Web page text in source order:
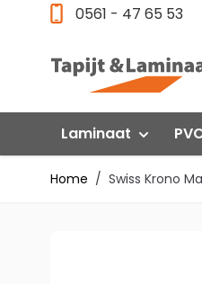
Ga direct door naar de inhoud
0561 - 47 65 53
Laminaat
Home / Swiss Krono